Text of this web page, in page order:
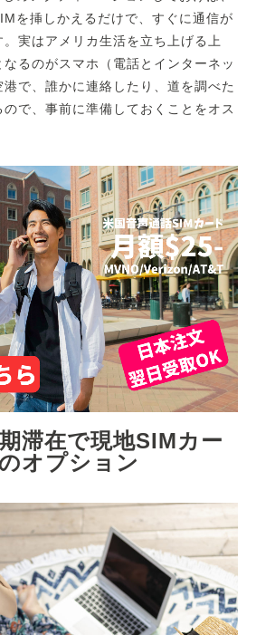
を挿しかえるだけで、すぐに通信が
実はアメリカ生活を立ち上げる上
るのがスマホ（電話とインターネッ
港で、誰かに連絡したり、道を調べた
で、事前に準備しておくことをオス
滞在で現地SIMカー
オプション